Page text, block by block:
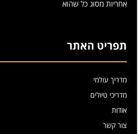
אחריות מסוג כל שהוא
תפריט האתר
מדריך עולמי
מדריכי טיולים
אודות
צור קשר